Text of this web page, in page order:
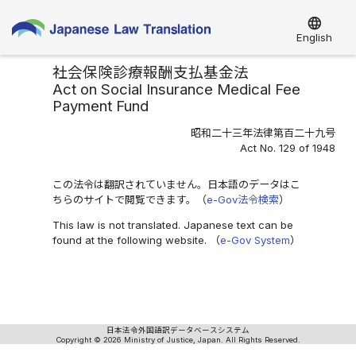
language
English
社会保険診療報酬支払基金法
Act on Social Insurance Medical Fee
Payment Fund
昭和二十三年法律第百二十九号
Act No. 129 of 1948
この法令は翻訳されていません。日本語のデータはこ
ちらのサイトで閲覧できます。（e-Gov法令検索）
This law is not translated. Japanese text can be
found at the following website. （e-Gov System）
日本法令外国語訳データベースシステム
Copyright © 2026 Ministry of Justice, Japan. All Rights Reserved.